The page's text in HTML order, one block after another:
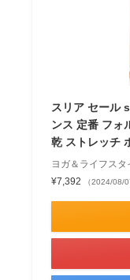
スリア セール
ンス 定番 フォ
乾 ストレッチ
ヨガ＆ライフスタ
¥7,392
（2024/08/